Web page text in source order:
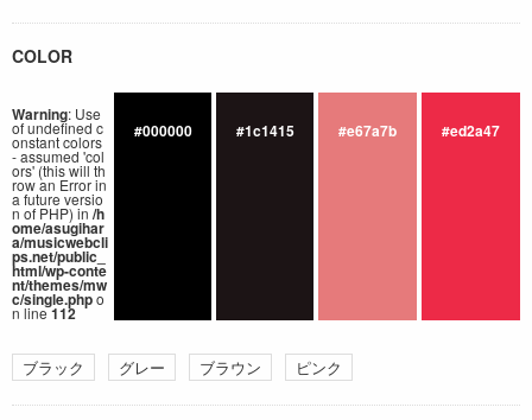
COLOR
Warning: Use
of undefined c
onstant colors
- assumed 'col
ors' (this will th
row an Error in
a future versio
n of PHP) in /h
ome/asugihar
a/musicwebcli
ps.net/public_
html/wp-conte
nt/themes/mw
c/single.phpo
n line112
#000000 #1c1415 #e67a7b #ed2a47
ブラック グレー ブラウン ピンク